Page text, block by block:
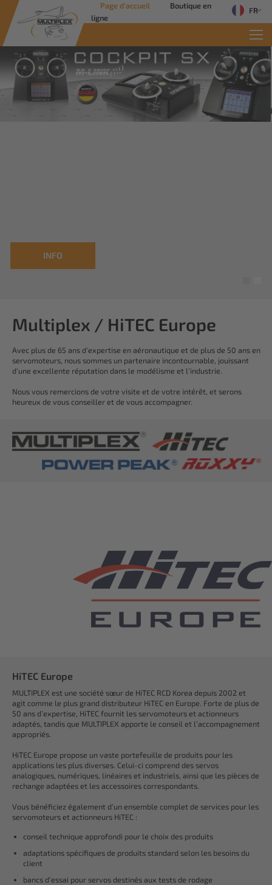
Page d'accueil
Boutique en
ligne
FR
Multiplex / HiTEC Europe
Avec plus de 65 ans d'expertise en aéronautique et de plus de 50 ans en
servomoteurs, nous sommes un partenaire incontournable, jouissant
d'une excellente réputation dans le modélisme et l'industrie.
Nous vous remercions de votre visite et de votre intérêt, et serons
heureux de vous conseiller et de vous accompagner.
HiTEC Europe
MULTIPLEX est une société sœur de HiTEC RCD Korea depuis 2002 et
agit comme le plus grand distributeur HiTEC en Europe. Forte de plus de
50 ans d’expertise, HiTEC fournit les servomoteurs et actionneurs
adaptés, tandis que MULTIPLEX apporte le conseil et l’accompagnement
appropriés.
HiTEC Europe propose un vaste portefeuille de produits pour les
applications les plus diverses. Celui-ci comprend des servos
analogiques, numériques, linéaires et industriels, ainsi que les pièces de
rechange adaptées et les accessoires correspondants.
Vous bénéficiez également d’un ensemble complet de services pour les
servomoteurs et actionneurs HiTEC :
conseil technique approfondi pour le choix des produits
adaptations spécifiques de produits standard selon les besoins du
client
bancs d’essai pour servos destinés aux tests de rodage